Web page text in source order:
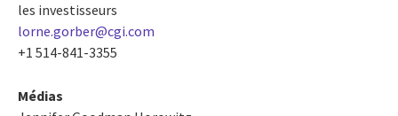
les investisseurs
lorne.gorber@cgi.com
+1 514-841-3355
Médias